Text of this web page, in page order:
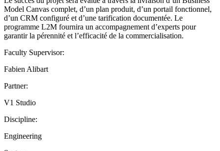
Model Canvas complet, d’un plan produit, d’un portail fonctionnel,
d’un CRM configuré et d’une tarification documentée. Le
programme L2M fournira un accompagnement d’experts pour
garantir la pérennité et l’efficacité de la commercialisation.
Faculty Supervisor:
Fabien Alibart
Partner:
V1 Studio
Discipline:
Engineering